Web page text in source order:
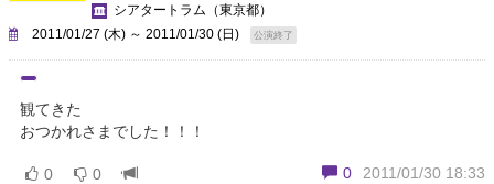
シアタートラム （東京都）
2011/01/27 (木) ～ 2011/01/30 (日)
公演終了
観てきた
おつかれさまでした！！！
0 2011/01/30 18:33
0 0